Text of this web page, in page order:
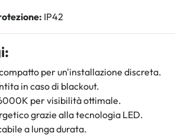
IP42
per un'installazione discreta.
in caso di blackout.
per visibilità ottimale.
grazie alla tecnologia LED.
a lunga durata.